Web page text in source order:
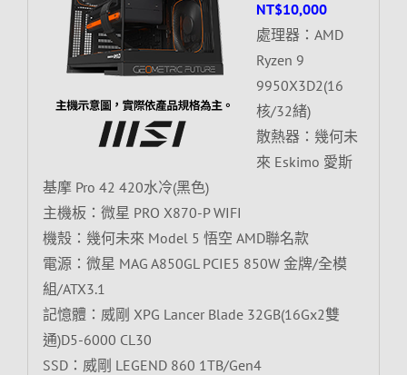
NT$10,000
處理器：AMD
Ryzen 9
9950X3D2(16
核/32緒)
散熱器：幾何未
來 Eskimo 愛斯
基摩 Pro 42 420水冷(黑色)
主機板：微星 PRO X870-P WIFI
機殼：幾何未來 Model 5 悟空 AMD聯名款
電源：微星 MAG A850GL PCIE5 850W 金牌/全模
組/ATX3.1
記憶體：威剛 XPG Lancer Blade 32GB(16Gx2雙
通)D5-6000 CL30
SSD：威剛 LEGEND 860 1TB/Gen4